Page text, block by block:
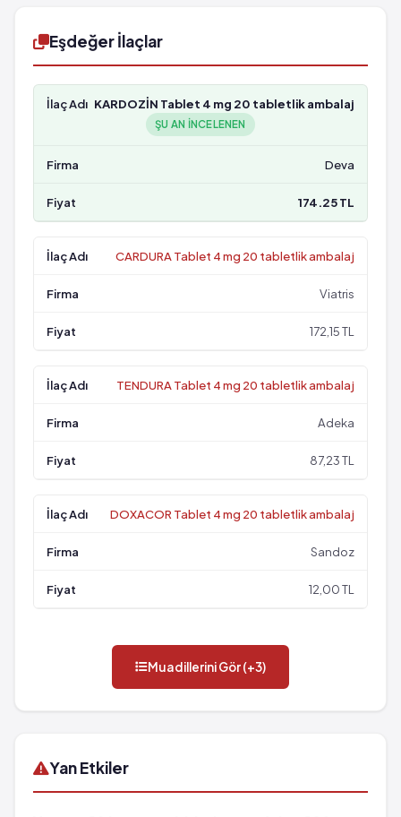
Eşdeğer İlaçlar
KARDOZİN Tablet 4 mg 20 tabletlik ambalaj
ŞU AN INCELENEN
Deva
174.25 TL
CARDURA Tablet 4 mg 20 tabletlik ambalaj
Viatris
172,15 TL
TENDURA Tablet 4 mg 20 tabletlik ambalaj
Adeka
87,23 TL
DOXACOR Tablet 4 mg 20 tabletlik ambalaj
Sandoz
12,00 TL
Muadillerini Gör (+3)
Yan Etkiler